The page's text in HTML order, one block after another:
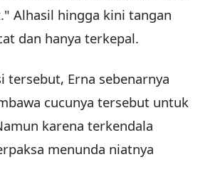
Alhasil hingga kini tangan
dan hanya terkepal.
tersebut, Erna sebenarnya
cucunya tersebut untuk
karena terkendala
menunda niatnya